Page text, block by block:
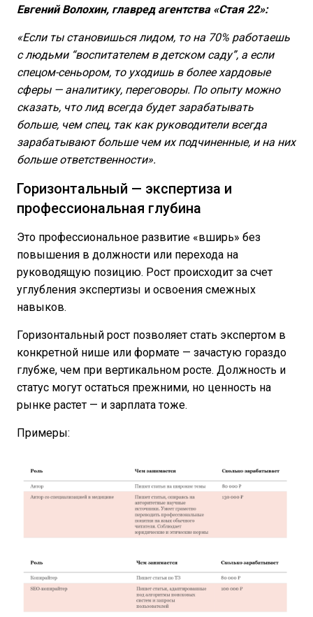
Евгений Волохин, главред агентства «Стая 22»:
«Если ты становишься лидом, то на 70% работаешь
с людьми “воспитателем в детском саду”, а если
спецом-сеньором, то уходишь в более хардовые
сферы — аналитику, переговоры. По опыту можно
сказать, что лид всегда будет зарабатывать
больше, чем спец, так как руководители всегда
зарабатывают больше чем их подчиненные, и на них
больше ответственности».
Горизонтальный — экспертиза и
профессиональная глубина
Это профессиональное развитие «вширь» без
повышения в должности или перехода на
руководящую позицию. Рост происходит за счет
углубления экспертизы и освоения смежных
навыков.
Горизонтальный рост позволяет стать экспертом в
конкретной нише или формате — зачастую гораздо
глубже, чем при вертикальном росте. Должность и
статус могут остаться прежними, но ценность на
рынке растет — и зарплата тоже.
Примеры: